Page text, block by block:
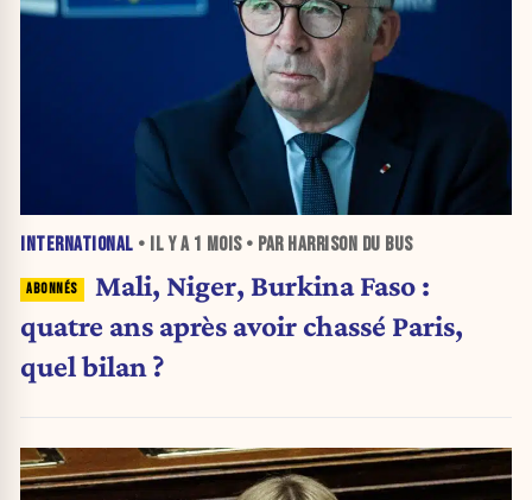
INTERNATIONAL • IL Y A 1 MOIS• PAR HARRISON DU BUS
Mali, Niger, Burkina Faso :
quatre ans après avoir chassé Paris,
quel bilan ?